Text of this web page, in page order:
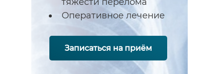
Оперативное лечение
Записаться на приём